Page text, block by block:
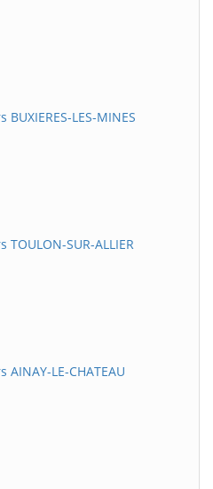
LES-MINES
SUR-ALLIER
LE-CHATEAU